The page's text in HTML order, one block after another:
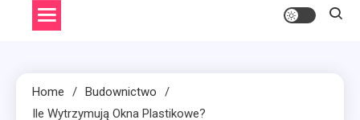
Home
Budownictwo
Ile Wytrzymują Okna Plastikowe?